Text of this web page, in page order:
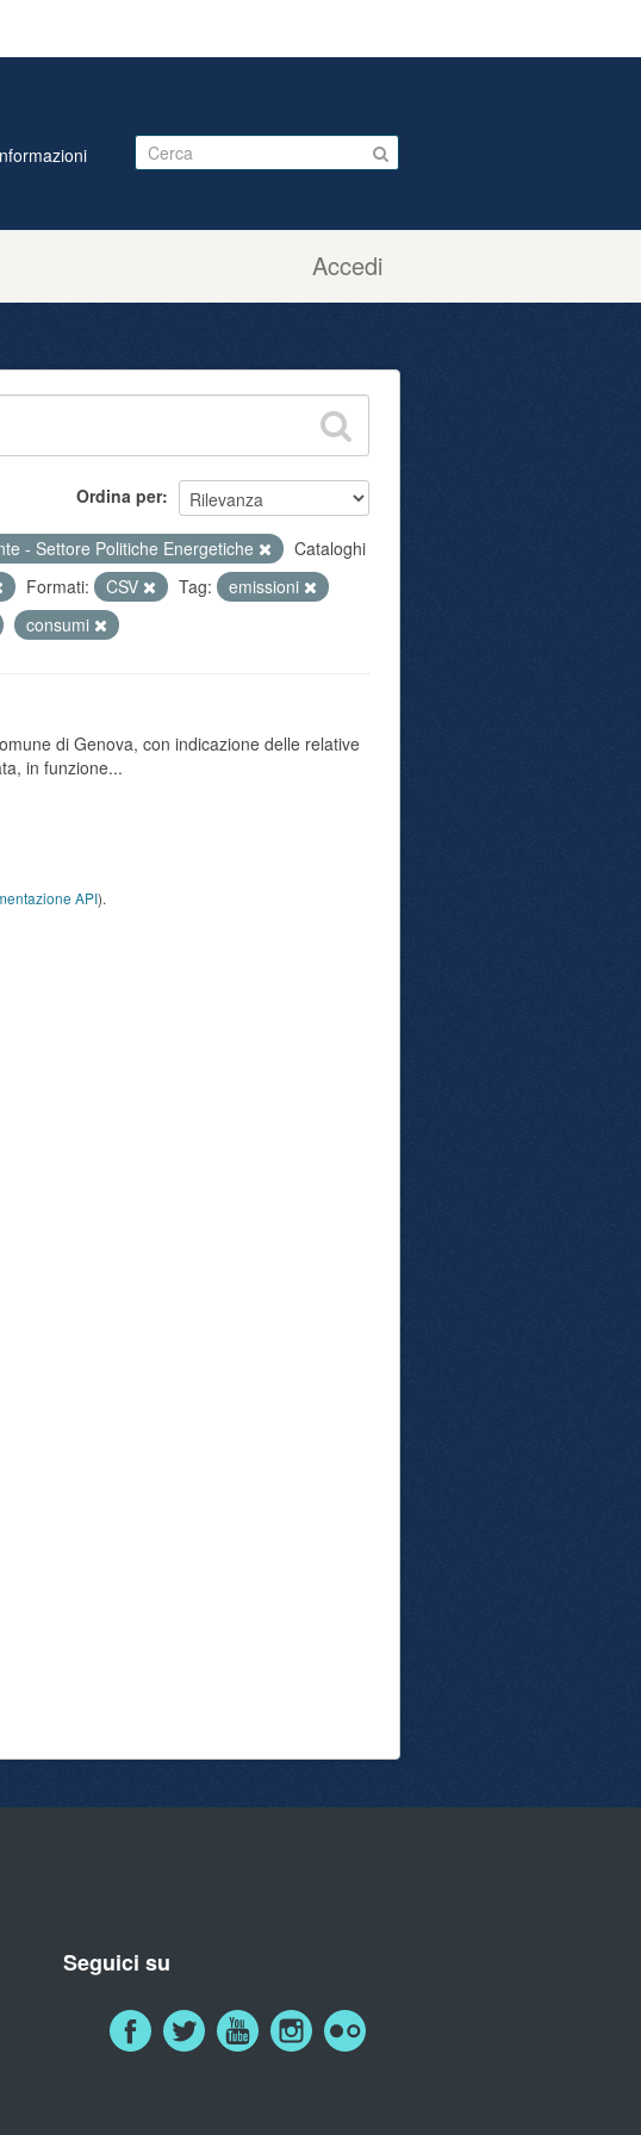
Accedi
Ordina per
- Settore Politiche Energetiche
Cataloghi
Formati: CSV Tag:
emissioni
consumi
di Genova, con indicazione delle relative
in funzione...
API).
Seguici su